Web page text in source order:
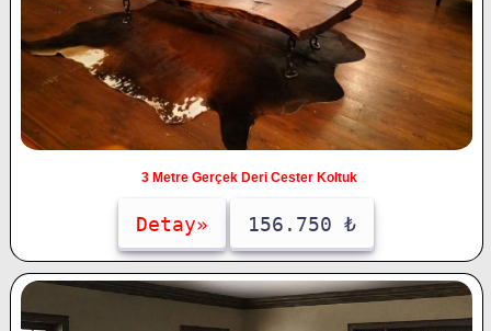
3 Metre Gerçek Deri Cester Koltuk
Detay» 156.750 ₺